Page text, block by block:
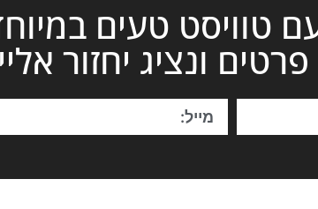
טוויסט טעים
ונציג יחזור